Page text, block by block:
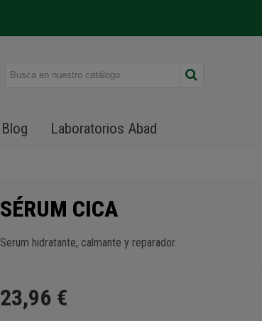
Blog Laboratorios Abad
SÉRUM CICA
Serum hidratante, calmante y reparador.
23,96 €